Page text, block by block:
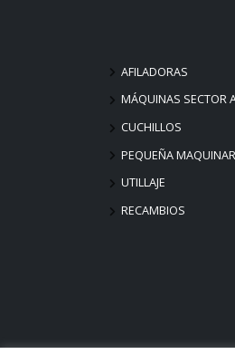
AFILADORAS
MÁQUINAS SECTOR
CUCHILLOS
PEQUEÑA
UTILLAJE
RECAMBIOS